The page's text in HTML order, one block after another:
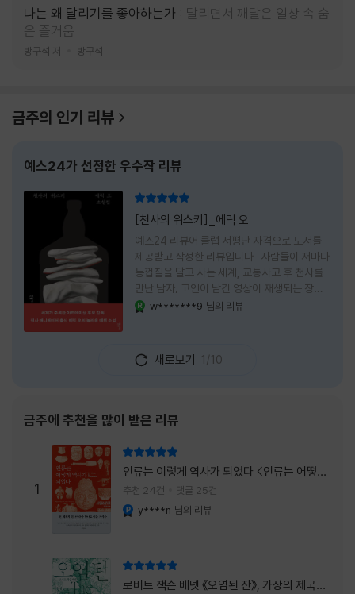
나는 왜 달리기를 좋아하는가
달리면서 깨달은 일상 속 숨
은 즐거움
방구석 저 방구석
금주의 인기 리뷰
예스24가 선정한 우수작 리뷰
[천사의 위스키]_에릭 오
예스24 리뷰어 클럽 서평단 자격으로 도서를
제공받고 작성한 리뷰입니다 사람들이 저마다
등껍질을 달고 사는 세계, 교통사고 후 천사를
만난 남자, 고인이 남긴 영상이 재생되는 장례
식장에서 똥을 싼 개. 이 책에는 몇 줄만 읽어도
넘어가 있었다. 소설을 읽으면서 잘 만든 단편
애니메이션 여러 편을 차례로 보는 기분이 들었
선명하게 그려졌고, 한 편이 끝날 때마다 질문
이 뒤따라왔다. 감출 수 없는 세계는 더 다정할
까 「등껍질」의 세계에서 사람들은 저마다 다른
등껍질을 달고 살아간다. 몸의 일부이면서 한
사람을 표현하는 수단
w*******9 님의 리뷰
새로보기 1/10
금주에 추천을 많이 받은 리뷰
1
인류는 이렇게 역사가 되었다 <인류는 어떻게
역사가 되었나>
추천 24건 댓글 25건
y****n 님의 리뷰
로버트 잭슨 베넷 《오염된 잔》, 가상의 제국이